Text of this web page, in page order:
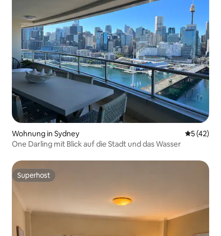
Wohnung in Sydney
5 (42)
One Darling mit Blick auf die Stadt und das Wasser
Superhost
Superhost